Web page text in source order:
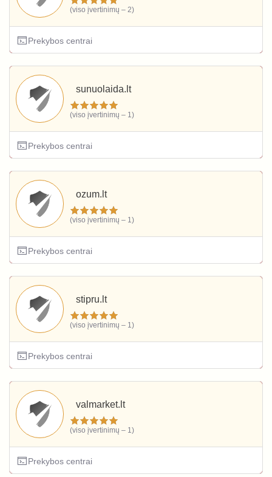
(viso įvertinimų – 2)
Prekybos centrai
sunuolaida.lt
(viso įvertinimų – 1)
Prekybos centrai
ozum.lt
(viso įvertinimų – 1)
Prekybos centrai
stipru.lt
(viso įvertinimų – 1)
Prekybos centrai
valmarket.lt
(viso įvertinimų – 1)
Prekybos centrai